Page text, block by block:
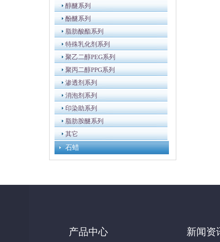
醇醚系列
酚醚系列
脂肪酸酯系列
特殊乳化剂系列
聚乙二醇PEG系列
聚丙二醇PPG系列
渗透剂系列
消泡剂系列
印染助系列
脂肪胺醚系列
其它
石蜡
产品中心 新闻资